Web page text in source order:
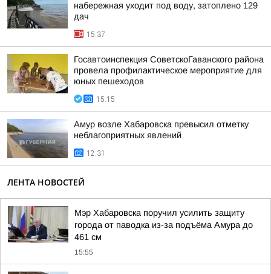
набережная уходит под воду, затоплено 129
дач
15:37
Госавтоинспекция СоветскоГаванского района
провела профилактическое мероприятие для
юных пешеходов
15:15
Амур возле Хабаровска превысил отметку
неблагоприятных явлений
12:31
ЛЕНТА НОВОСТЕЙ
Мэр Хабаровска поручил усилить защиту
города от паводка из-за подъёма Амура до
461 см
15:55